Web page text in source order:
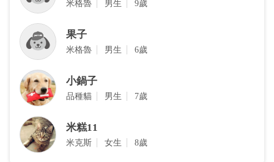
米格魯 男生 9歲
果子
米格魯 男生 6歲
小鍋子
品種貓 男生 7歲
米糕11
米克斯 女生 8歲